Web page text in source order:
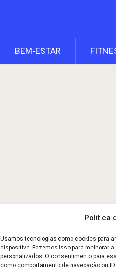
Politica
Usamos tecnologias como cookies para
dispositivo. Fazemos isso para melhorar
personalizados. O consentimento para
como comportamento de navegação ou
BEM-ESTAR